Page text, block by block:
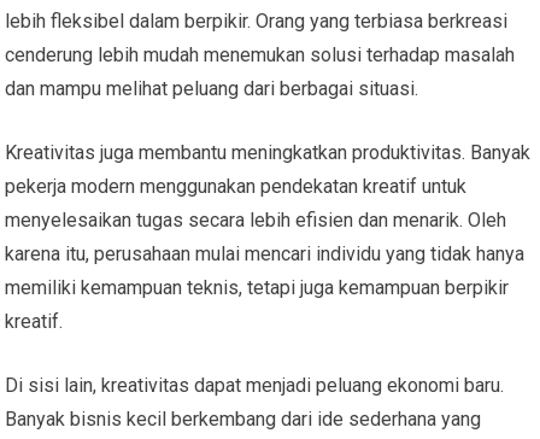
lebih fleksibel dalam berpikir. Orang yang terbiasa berkreasi
cenderung lebih mudah menemukan solusi terhadap masalah
dan mampu melihat peluang dari berbagai situasi.
Kreativitas juga membantu meningkatkan produktivitas. Banyak
pekerja modern menggunakan pendekatan kreatif untuk
menyelesaikan tugas secara lebih efisien dan menarik. Oleh
karena itu, perusahaan mulai mencari individu yang tidak hanya
memiliki kemampuan teknis, tetapi juga kemampuan berpikir
kreatif.
Di sisi lain, kreativitas dapat menjadi peluang ekonomi baru.
Banyak bisnis kecil berkembang dari ide sederhana yang